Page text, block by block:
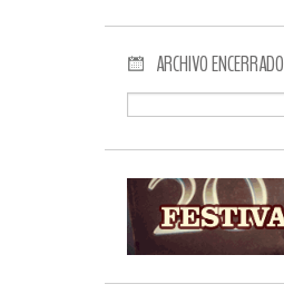
ARCHIVO ENCERRADO